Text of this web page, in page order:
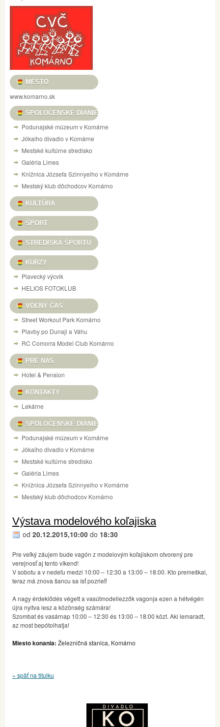
MESTO
www.komarno.sk
SPOLOČENSKÉ DIANIE
Podunajské múzeum v Komárne
Jókaiho divadlo v Komárne
Mestské kultúrne stredisko
Galéria Limes
Knižnica Józsefa Szinnyeiho v Komárne
Mestský klub dôchodcov Komárno
KULTÚRA
ŠPORT
STREDISKÁ ŠPORTU
KURZY
Plavecký výcvik
HELIOS FOTOKLUB
VOĽNÝ ČAS
Street Workout Park Komárno
Plavby po Dunaji a Váhu
RC Comorra Model Club Komárno
PRE NAS
Hotel & Pension
KONTAKTY
Lekárne
SPOLOČENSKÉ DIANIE
Podunajské múzeum v Komárne
Jókaiho divadlo v Komárne
Mestské kultúrne stredisko
Galéria Limes
Knižnica Józsefa Szinnyeiho v Komárne
Mestský klub dôchodcov Komárno
Výstava modelového koľajiska
od 20.12.2015,10:00 do 18:30
Pre veľký záujem bude vagón z modelovým koľajiskom otvorený pre
verejnosť aj tento víkend!
V sobotu a v nedeľu medzi 10:00 – 12:30 a 13:00 – 18:00. Kto premeškal,
teraz má znova šancu sa ísť pozrieť!
A nagy érdeklődés végett a vasútmodellezzők vagonja ezen a hétvégén
újra nyitva lesz a közönség számára!
Szombat és vasárnap 10:00 – 12:30 és 13:00 – 18:00 közt. Aki lemaradt,
az most bepótolhatja!
Miesto konania: Železničná stanica, Komárno
« späť na titulku